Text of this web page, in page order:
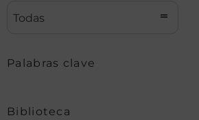
Todas
Palabras clave
Biblioteca